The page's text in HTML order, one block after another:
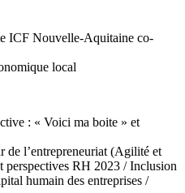
ICF Nouvelle-Aquitaine co-
local
: « Voici ma boite » et
de l’entrepreneuriat (Agilité et
perspectives RH 2023 / Inclusion
humain des entreprises /